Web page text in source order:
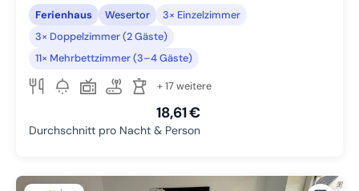
Ferienhaus Wesertor
3× Einzelzimmer
3× Doppelzimmer (2 Gäste)
11× Mehrbettzimmer (3–4 Gäste)
+ 17 weitere
18,61 €
Durchschnitt pro Nacht & Person